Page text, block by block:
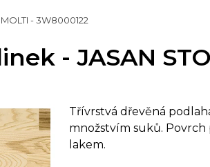
- 3W8000122
- JASAN
Třívrstvá dřevěná
množstvím suků.
lakem.